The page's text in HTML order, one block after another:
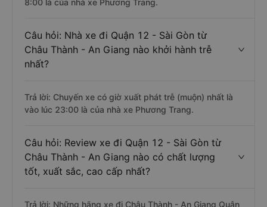
8:00 là của nhà xe Phương Trang.
Câu hỏi: Nhà xe đi Quận 12 - Sài Gòn từ
Châu Thành - An Giang nào khởi hành trễ
nhất?
Trả lời: Chuyến xe có giờ xuất phát trễ (muộn) nhất là
vào lúc 23:00 là của nhà xe Phương Trang.
Câu hỏi: Review xe đi Quận 12 - Sài Gòn từ
Châu Thành - An Giang nào có chất lượng
tốt, xuất sắc, cao cấp nhất?
Trả lời: Những hãng xe đi Châu Thành - An Giang Quận